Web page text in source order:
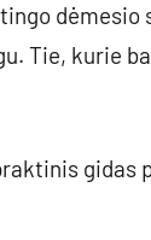
dėmesio
Tie, kurie
gidas